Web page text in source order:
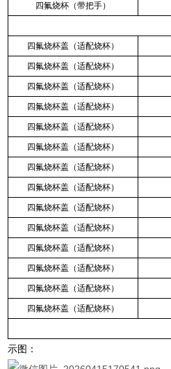
四氟烧杯（带把手）
四氟烧杯盖（适配烧杯）
四氟烧杯盖（适配烧杯）
四氟烧杯盖（适配烧杯）
四氟烧杯盖（适配烧杯）
四氟烧杯盖（适配烧杯）
四氟烧杯盖（适配烧杯）
四氟烧杯盖（适配烧杯）
四氟烧杯盖（适配烧杯）
四氟烧杯盖（适配烧杯）
四氟烧杯盖（适配烧杯）
四氟烧杯盖（适配烧杯）
四氟烧杯盖（适配烧杯）
四氟烧杯盖（适配烧杯）
四氟烧杯盖（适配烧杯）
示图：